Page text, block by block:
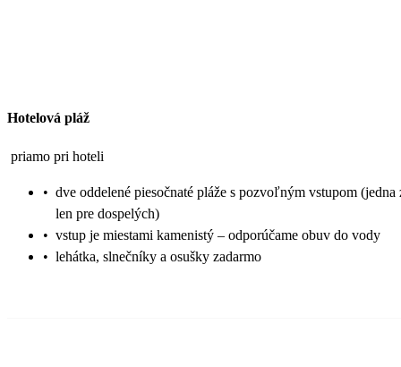
Hotelová pláž
priamo pri hoteli
• dve oddelené piesočnaté pláže s pozvoľným vstupom (jedna
len pre dospelých)
• vstup je miestami kamenistý – odporúčame obuv do vody
• lehátka, slnečníky a osušky zadarmo